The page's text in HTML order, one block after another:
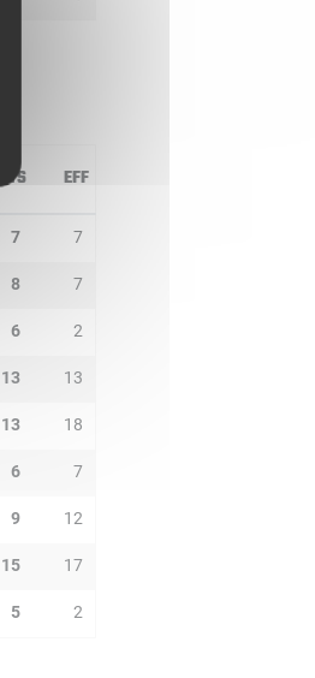
PTS EFF
7 7
8 7
6 2
13 13
13 18
6 7
9 12
15 17
5 2